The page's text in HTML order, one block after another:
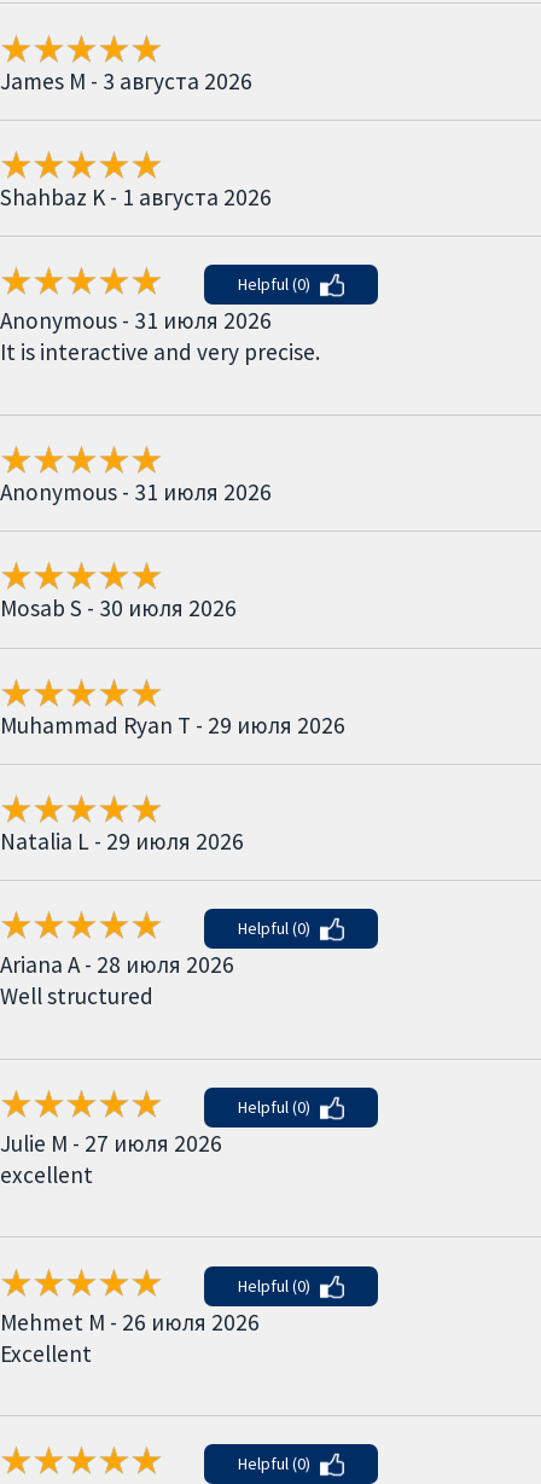
James M - 3 августа 2026
Shahbaz K - 1 августа 2026
Helpful (0)
Anonymous - 31 июля 2026
It is interactive and very precise.
Anonymous - 31 июля 2026
Mosab S - 30 июля 2026
Muhammad Ryan T - 29 июля 2026
Natalia L - 29 июля 2026
Helpful (0)
Ariana A - 28 июля 2026
Well structured
Helpful (0)
Julie M - 27 июля 2026
excellent
Helpful (0)
Mehmet M - 26 июля 2026
Excellent
Helpful (0)